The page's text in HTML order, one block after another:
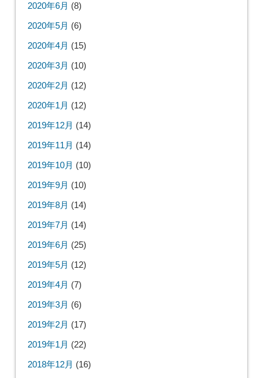
2020年6月 (8)
2020年5月 (6)
2020年4月 (15)
2020年3月 (10)
2020年2月 (12)
2020年1月 (12)
2019年12月 (14)
2019年11月 (14)
2019年10月 (10)
2019年9月 (10)
2019年8月 (14)
2019年7月 (14)
2019年6月 (25)
2019年5月 (12)
2019年4月 (7)
2019年3月 (6)
2019年2月 (17)
2019年1月 (22)
2018年12月 (16)